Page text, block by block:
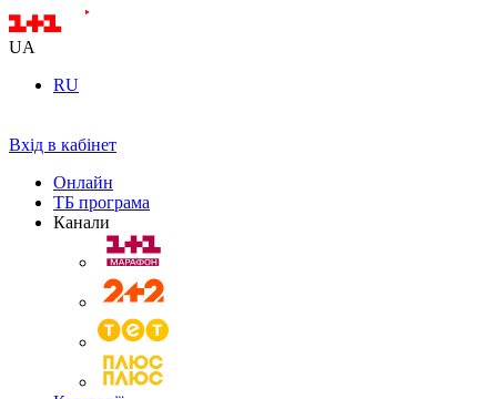
UA
RU
Вхід в кабінет
Онлайн
ТБ програма
Канали